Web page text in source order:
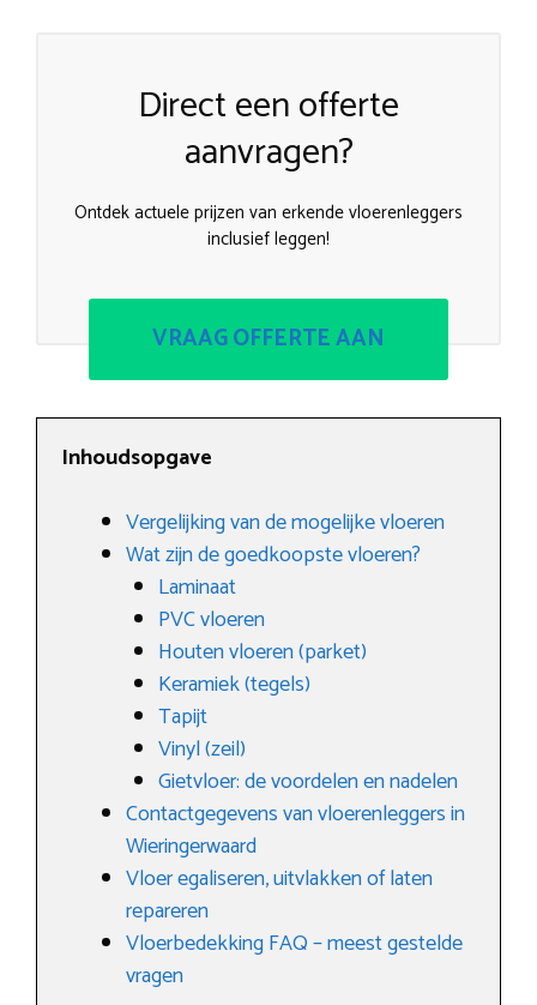
Direct een offerte
aanvragen?
Ontdek actuele prijzen van erkende vloerenleggers
inclusief leggen!
VRAAG OFFERTE AAN
Inhoudsopgave
Vergelijking van de mogelijke vloeren
Wat zijn de goedkoopste vloeren?
Laminaat
PVC vloeren
Houten vloeren (parket)
Keramiek (tegels)
Tapijt
Vinyl (zeil)
Gietvloer: de voordelen en nadelen
Contactgegevens van vloerenleggers in
Wieringerwaard
Vloer egaliseren, uitvlakken of laten
repareren
Vloerbedekking FAQ – meest gestelde
vragen